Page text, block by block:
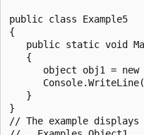
public class Example5
{
public static void
   {
object obj1 = new
   }
}
// The example